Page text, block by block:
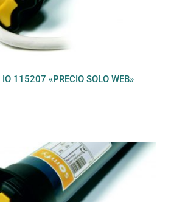
115207 «PRECIO SOLO WEB»